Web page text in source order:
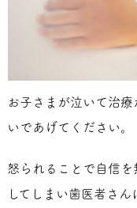
お子さまが泣いて治
いであげてください。
怒られることで自信を
してしまい歯医者さ